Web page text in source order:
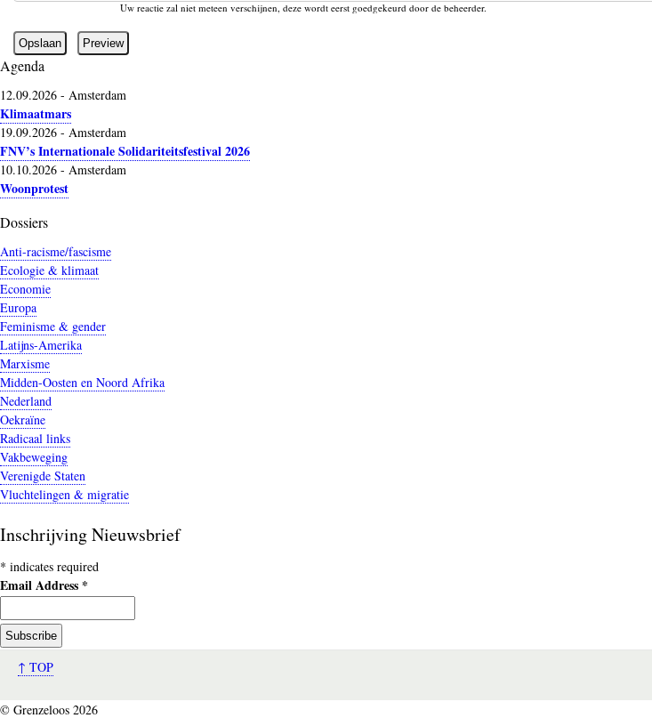
Uw reactie zal niet meteen verschijnen, deze wordt eerst goedgekeurd door de beheerder.
Agenda
12.09.2026 - Amsterdam
Klimaatmars
19.09.2026 - Amsterdam
FNV’s Internationale Solidariteitsfestival 2026
10.10.2026 - Amsterdam
Woonprotest
Dossiers
Anti-racisme/fascisme
Ecologie & klimaat
Economie
Europa
Feminisme & gender
Latijns-Amerika
Marxisme
Midden-Oosten en Noord Afrika
Nederland
Oekraïne
Radicaal links
Vakbeweging
Verenigde Staten
Vluchtelingen & migratie
Inschrijving Nieuwsbrief
* indicates required
Email Address *
↑ TOP
© Grenzeloos 2026